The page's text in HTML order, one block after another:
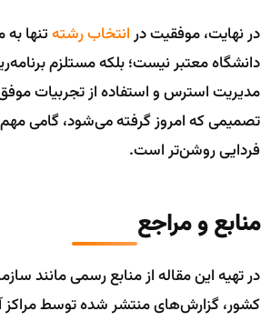
در نهایت، موفقیت درانتخاب رشتهتنها
دانشگاه معتبر نیست؛ بلکه مستلزم
مدیریت استرس و استفاده از تجربیات
تصمیمی که امروز گرفته می‌شود، گامی
فردایی روشن‌تر است.
منابع و مراجع
در تهیه این مقاله از منابع رسمی مانند
کشور، گزارش‌های منتشر شده توسط مراکز